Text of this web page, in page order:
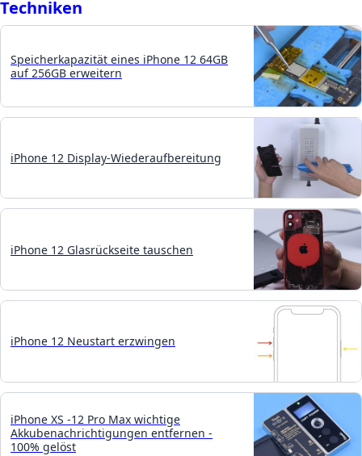
Techniken
Speicherkapazität eines iPhone 12 64GB
auf 256GB erweitern
iPhone 12 Display-Wiederaufbereitung
iPhone 12 Glasrückseite tauschen
iPhone 12 Neustart erzwingen
iPhone XS -12 Pro Max wichtige
Akkubenachrichtigungen entfernen -
100% gelöst